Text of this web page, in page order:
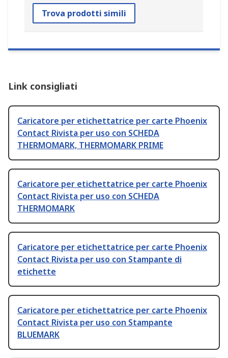
Trova prodotti simili
Link consigliati
Caricatore per etichettatrice per carte Phoenix
Contact Rivista per uso con SCHEDA
THERMOMARK, THERMOMARK PRIME
Caricatore per etichettatrice per carte Phoenix
Contact Rivista per uso con SCHEDA
THERMOMARK
Caricatore per etichettatrice per carte Phoenix
Contact Rivista per uso con Stampante di
etichette
Caricatore per etichettatrice per carte Phoenix
Contact Rivista per uso con Stampante
BLUEMARK